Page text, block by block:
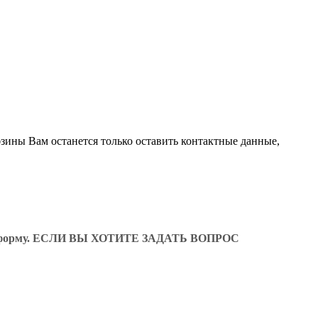
Вам останется только оставить контактные данные,
форму. ЕСЛИ ВЫ ХОТИТЕ ЗАДАТЬ ВОПРОС